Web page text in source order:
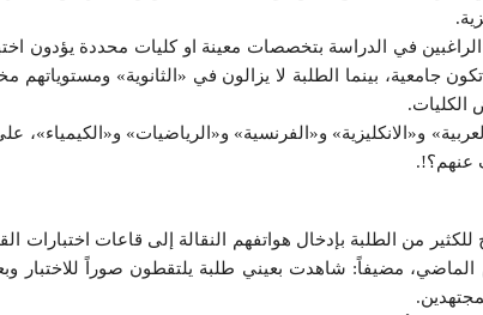
في الدراسة بتخصصات معينة او كليات محددة يؤدون
جامعية، بينما الطلبة لا يزالون في «الثانوية» ومستوياتهم
الكليات.
اختبارات القدرات الـ5 وهي «اللغة العربية» و«الانكليزية» و«الفرنسية» و«الرياضيات»
عنهم؟!.
من الطلبة بإدخال هواتفهم النقالة إلى قاعات اختبارات
مضيفاً: شاهدت بعيني طلبة يلتقطون صوراً للاختبار